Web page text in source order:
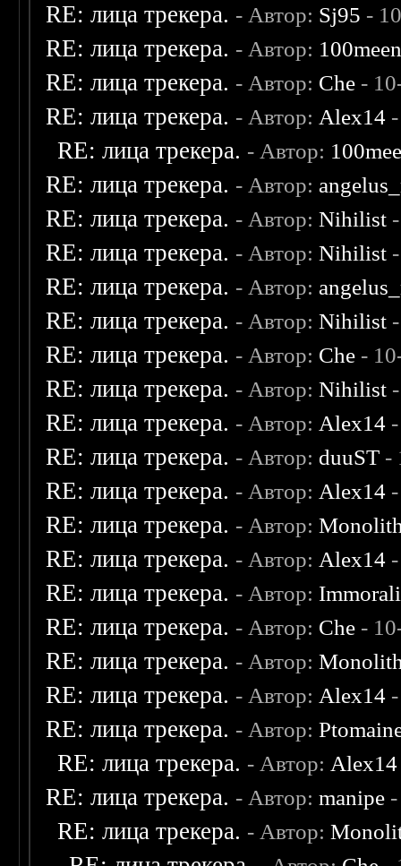
RE: лица трекера. - Автор: Sj95 -
RE: лица трекера. - Автор:
RE: лица трекера. - Автор: Che -
RE: лица трекера. - Автор: Alex14
RE: лица трекера. - Автор:
RE: лица трекера. - Автор:
RE: лица трекера. - Автор:Nihilist
RE: лица трекера. - Автор:Nihilist
RE: лица трекера. - Автор:
RE: лица трекера. - Автор:Nihilist
RE: лица трекера. - Автор: Che -
RE: лица трекера. - Автор:Nihilist
RE: лица трекера. - Автор: Alex14
RE: лица трекера. - Автор: duuST -
RE: лица трекера. - Автор: Alex14
RE: лица трекера. - Автор:
RE: лица трекера. - Автор: Alex14
RE: лица трекера. - Автор:
RE: лица трекера. - Автор: Che -
RE: лица трекера. - Автор:
RE: лица трекера. - Автор: Alex14
RE: лица трекера. - Автор:
RE: лица трекера. - Автор: Alex14
RE: лица трекера. - Автор:manipe
RE: лица трекера. - Автор: